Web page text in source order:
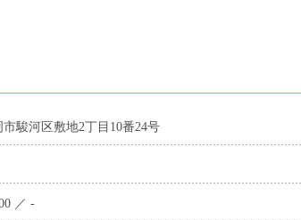
駿河区敷地2丁目10番24号
／ -